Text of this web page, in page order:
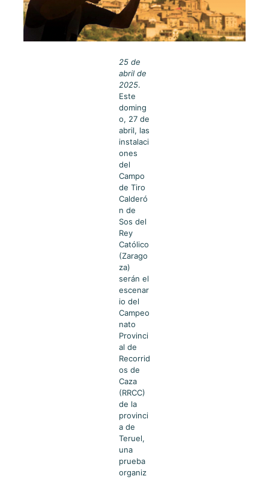
25 de
abril de
2025.
Este
doming
o, 27 de
abril, las
instalaci
ones
del
Campo
de Tiro
Calderó
n de
Sos del
Rey
Católico
(Zarago
za)
serán el
escenar
io del
Campeo
nato
Provinci
al de
Recorrid
os de
Caza
(RRCC)
de la
provinci
a de
Teruel,
una
prueba
organiz